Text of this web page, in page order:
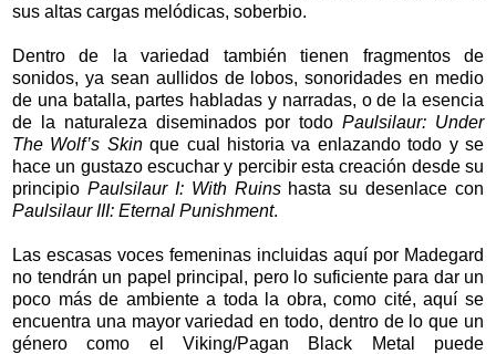
sus altas cargas melódicas, soberbio.
Dentro de la variedad también tienen fragmentos de
sonidos, ya sean aullidos de lobos, sonoridades en medio
de una batalla, partes habladas y narradas, o de la esencia
de la naturaleza diseminados por todoPaulsilaur: Under
The Wolf’s Skinque cual historia va enlazando todo y se
hace un gustazo escuchar y percibir esta creación desde su
principio Paulsilaur I: With Ruinshasta su desenlace con
Paulsilaur III: Eternal Punishment.
Las escasas voces femeninas incluidas aquí por Madegard
no tendrán un papel principal, pero lo suficiente para dar un
poco más de ambiente a toda la obra, como cité, aquí se
encuentra una mayor variedad en todo, dentro de lo que un
género como el Viking/Pagan Black Metal puede